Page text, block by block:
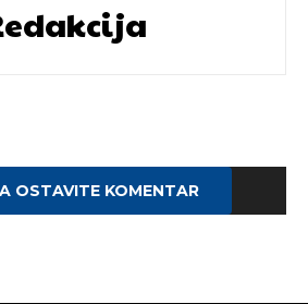
OSTAVITE KOMENTAR